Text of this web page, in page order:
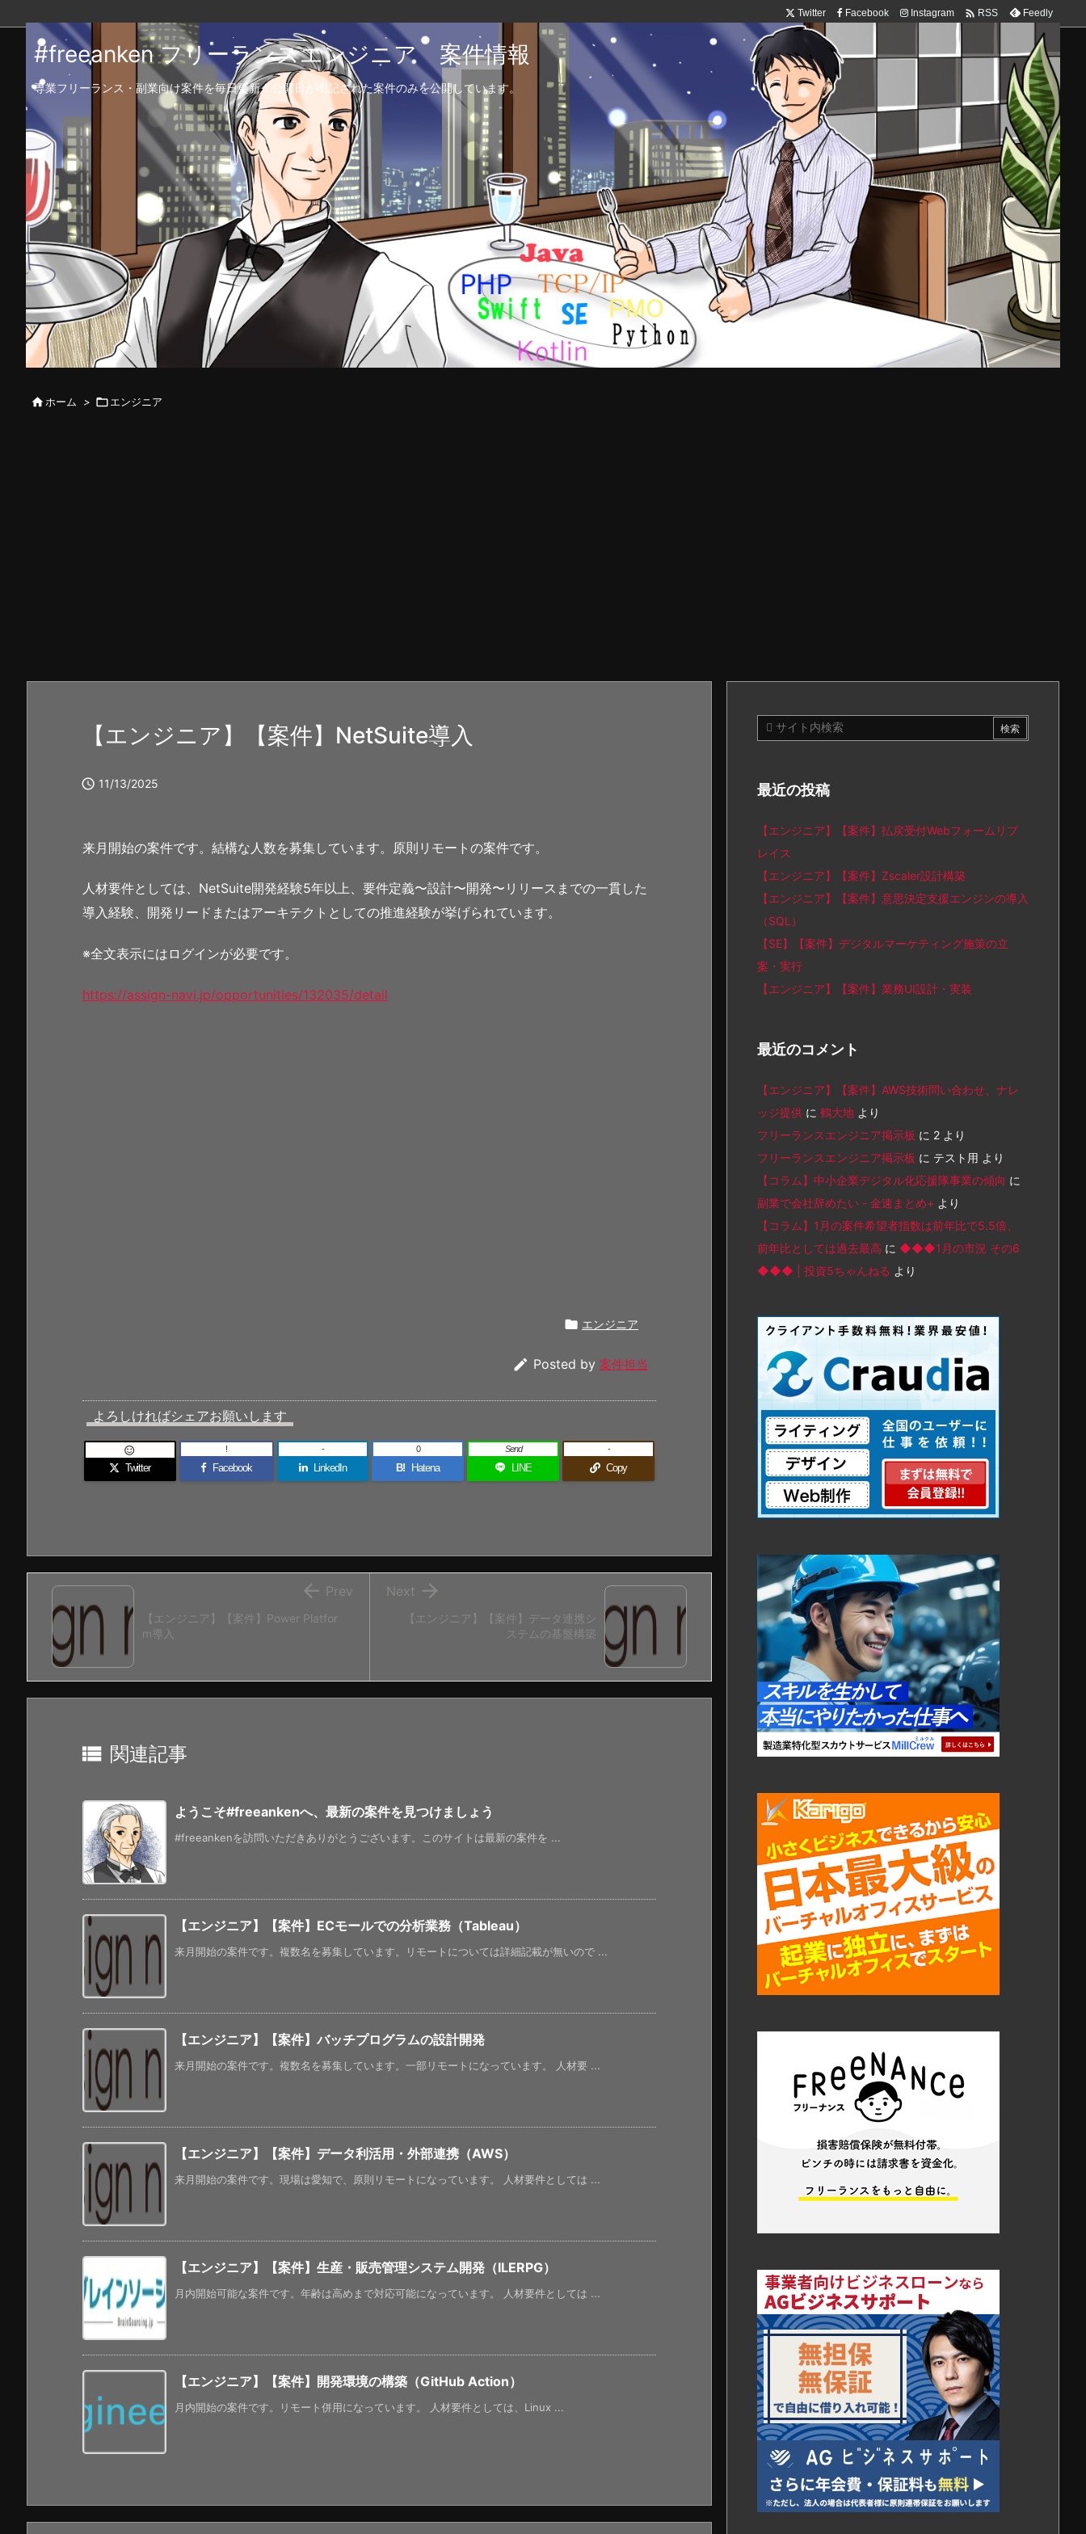
Twitter Facebook Instagram  RSS Feedly
#freeanken フリーランスエンジニア 案件情報
専業フリーランス・副業向け案件を毎日更新！公開日が明記された案件のみを公開しています。
 ホーム > エンジニア
【エンジニア】【案件】NetSuite導入
 11/13/2025
来月開始の案件です。結構な人数を募集しています。原則リモートの案件です。
人材要件としては、NetSuite開発経験5年以上、要件定義〜設計〜開発〜リリースまでの一貫した
導入経験、開発リードまたはアーキテクトとしての推進経験が挙げられています。
※全文表示にはログインが必要です。
https://assign-navi.jp/opportunities/132035/detail
 エンジニア
 Posted by 案件担当
よろしければシェアお願いします
Twitter

Facebook
!
LinkedIn
-
B! Hatena
0
LINE
Send
Copy
-
【エンジニア】【案件】データ連携シ
ステムの基盤構築

Next
【エンジニア】【案件】Power Platfor
m導入
 Prev
 関連記事
ようこそ#freeankenへ、最新の案件を見つけましょう
#freeankenを訪問いただきありがとうございます。このサイトは最新の案件を ...
【エンジニア】【案件】ECモールでの分析業務（Tableau）
来月開始の案件です。複数名を募集しています。リモートについては詳細記載が無いので ...
【エンジニア】【案件】バッチプログラムの設計開発
来月開始の案件です。複数名を募集しています。一部リモートになっています。 人材要 ...
【エンジニア】【案件】データ利活用・外部連携（AWS）
来月開始の案件です。現場は愛知で、原則リモートになっています。 人材要件としては ...
【エンジニア】【案件】生産・販売管理システム開発（ILERPG）
月内開始可能な案件です。年齢は高めまで対応可能になっています。 人材要件としては ...
【エンジニア】【案件】開発環境の構築（GitHub Action）
月内開始の案件です。リモート併用になっています。 人材要件としては、Linux ...
最近の投稿
【エンジニア】【案件】払戻受付Webフォームリプ
レイス
【エンジニア】【案件】Zscaler設計構築
【エンジニア】【案件】意思決定支援エンジンの導入
（SQL）
【SE】【案件】デジタルマーケティング施策の立
案・実行
【エンジニア】【案件】業務UI設計・実装
最近のコメント
【エンジニア】【案件】AWS技術問い合わせ、ナレ
ッジ提供 に 鶴大地 より
フリーランスエンジニア掲示板 に 2 より
フリーランスエンジニア掲示板 に テスト用 より
【コラム】中小企業デジタル化応援隊事業の傾向 に
副業で会社辞めたい - 金速まとめ+ より
【コラム】1月の案件希望者指数は前年比で5.5倍、
前年比としては過去最高 に ◆◆◆1月の市況 その6
◆◆◆ | 投資5ちゃんねる より